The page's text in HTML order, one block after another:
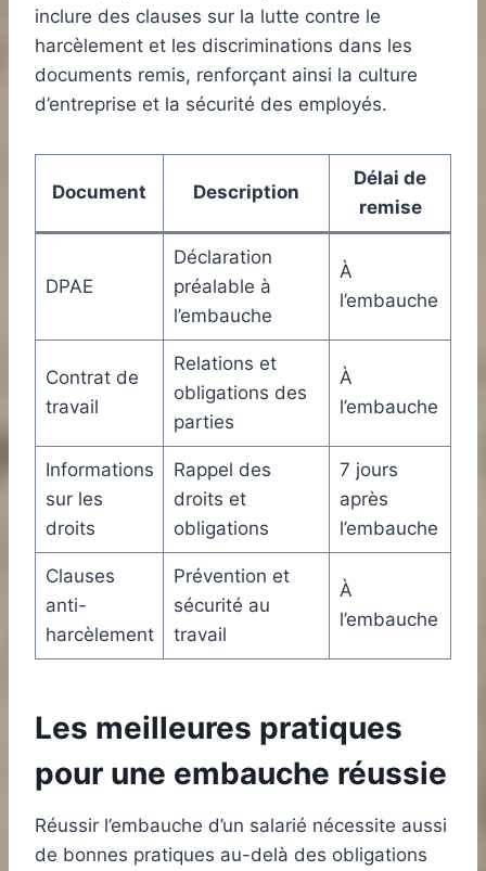
inclure des clauses sur la lutte contre le
harcèlement et les discriminations dans les
documents remis, renforçant ainsi la culture
d’entreprise et la sécurité des employés.
Document Description
Délai de
remise
DPAE
Déclaration
préalable à
l’embauche
À
l’embauche
Contrat de
travail
Relations et
obligations des
parties
À
l’embauche
Informations
sur les
droits
Rappel des
droits et
obligations
7 jours
après
l’embauche
Clauses
anti-
harcèlement
Prévention et
sécurité au
travail
À
l’embauche
Les meilleures pratiques
pour une embauche réussie
Réussir l’embauche d’un salarié nécessite aussi
de bonnes pratiques au-delà des obligations